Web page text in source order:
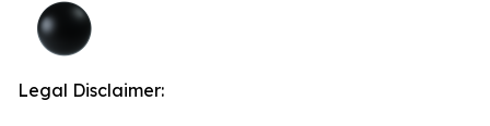
Legal Disclaimer: